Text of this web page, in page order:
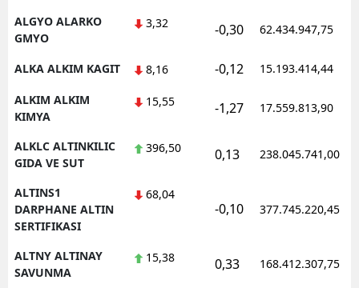
Aksaray
Batman
ALGYO ALARKO
GMYO
3,32 -0,30 62.434.947,75
ALKA ALKIM KAGIT 8,16 -0,12 15.193.414,44
ALKIM ALKIM
KIMYA
15,55 -1,27 17.559.813,90
ALKLC ALTINKILIC
GIDA VE SUT
396,50 0,13 238.045.741,00
ALTINS1
DARPHANE ALTIN
SERTIFIKASI
68,04
-0,10 377.745.220,45
ALTNY ALTINAY
SAVUNMA
15,38 0,33 168.412.307,75